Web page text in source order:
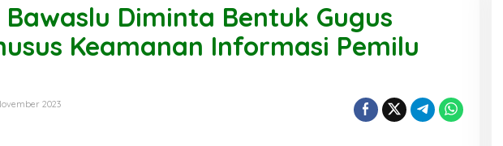
Bawaslu Diminta Bentuk Gugus
Keamanan Informasi Pemilu
2023
Kembalikan Peran dan Fungsi
KBIHU Pada Jalurnya